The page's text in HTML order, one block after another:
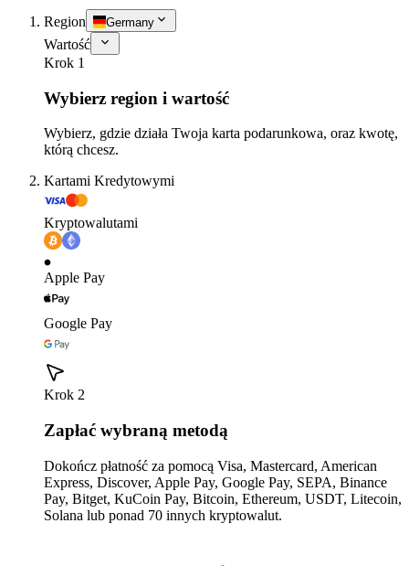
Region Germany
Wartość
Krok 1
Wybierz region i wartość
Wybierz, gdzie działa Twoja karta podarunkowa, oraz kwotę,
którą chcesz.
Kartami Kredytowymi
Kryptowalutami
Apple Pay
Google Pay
Krok 2
Zapłać wybraną metodą
Dokończ płatność za pomocą Visa, Mastercard, American
Express, Discover, Apple Pay, Google Pay, SEPA, Binance
Pay, Bitget, KuCoin Pay, Bitcoin, Ethereum, USDT, Litecoin,
Solana lub ponad 70 innych kryptowalut.